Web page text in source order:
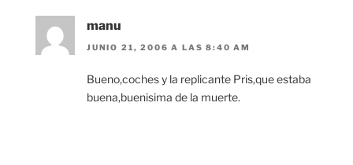
manu
JUNIO 21, 2006 A LAS 8:40 AM
Bueno,coches y la replicante Pris,que estaba
buena,buenisima de la muerte.